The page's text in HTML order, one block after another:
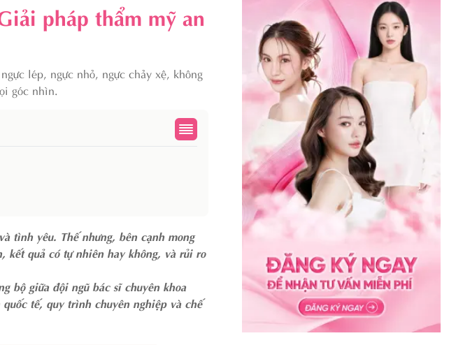
pháp thẩm mỹ an
lép, ngực nhỏ, ngực chảy xệ, không
góc nhìn.
tình yêu. Thế nhưng, bên cạnh mong
kết quả có tự nhiên hay không, và rủi ro
bộ giữa đội ngũ bác sĩ chuyên khoa
tế, quy trình chuyên nghiệp và chế